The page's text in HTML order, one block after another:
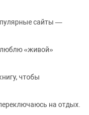
сайты —
люблю «живой»
чтобы
на отдых.